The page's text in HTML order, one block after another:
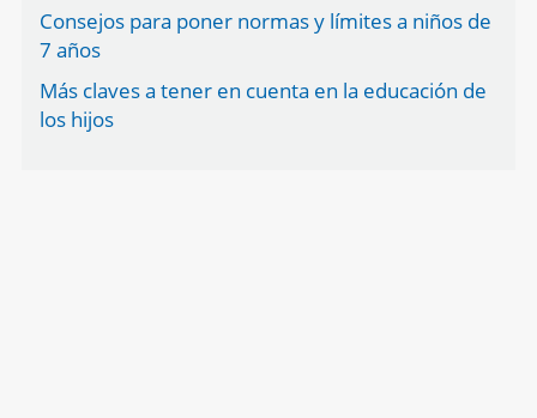
Consejos para poner normas y límites a niños de
7 años
Más claves a tener en cuenta en la educación de
los hijos